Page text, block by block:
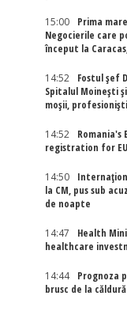
15:00
Prima
Negocierile care
început la
14:52
Fostul șef
Spitalul Moinești
moșii,
14:52
registration for
14:50
la CM, pus sub
de noapte
14:47
Health
healthcare
14:44
Prognoza
brusc de la